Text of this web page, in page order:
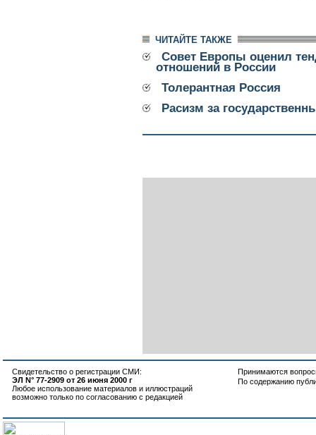
ЧИТАЙТЕ ТАКЖЕ
Совет Европы оценил
отношений в России
Толерантная Россия
Расизм за
Свидетельство о регистрации СМИ:
ЭЛ N° 77-2909 от 26 июня 2000 г
Любое использование материалов и иллюстраций
возможно только по согласованию с редакцией
Принимаются
По содержанию